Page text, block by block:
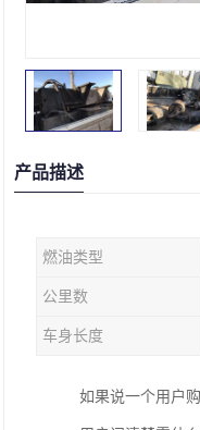
产品描述
燃油类型
公里数
车身长度
如果说一个用户